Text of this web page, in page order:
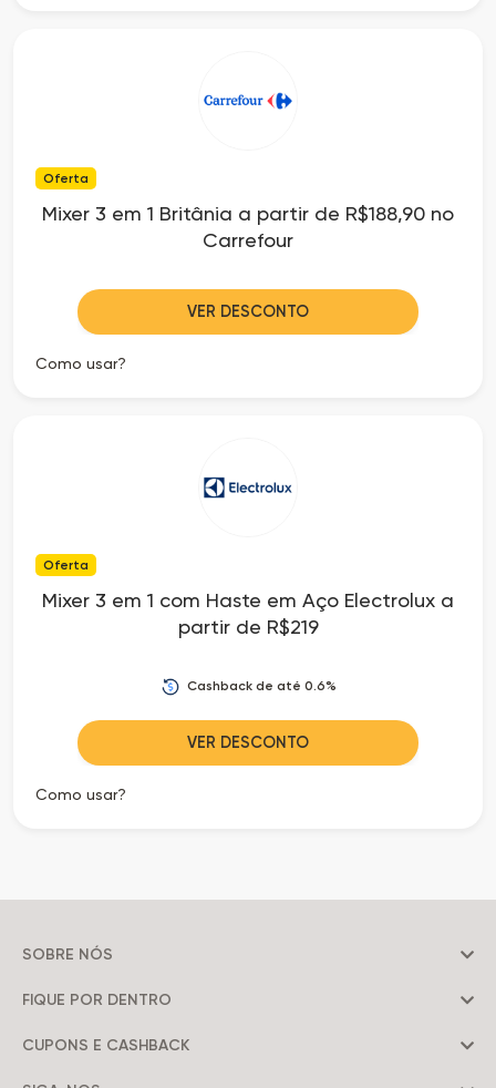
Oferta
Mixer 3 em 1 Britânia a partir de R$188,90 no
Carrefour
VER DESCONTO
Como usar?
Oferta
Mixer 3 em 1 com Haste em Aço Electrolux a
partir de R$219
Cashback de até 0.6%
VER DESCONTO
Como usar?
SOBRE NÓS
FIQUE POR DENTRO
CUPONS E CASHBACK